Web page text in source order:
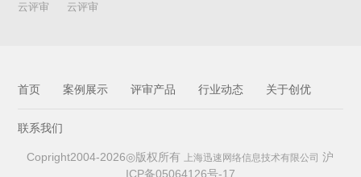
云评审 云评审
首页 案例展示 评审产品 行业动态 关于创优
联系我们
Copright2004-2026◎版权所有 上海迅速网络信息技术有限公司 沪
ICP备05064126号-17